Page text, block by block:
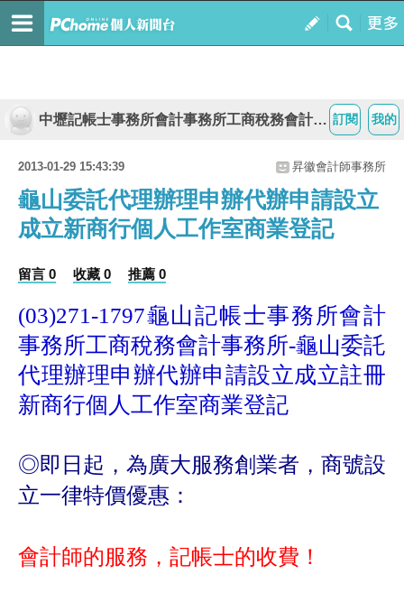
我的
訂閱
中壢記帳士事務所會計事務所工商稅務會計事務所
2013-01-29 15:43:39 昇徽會計師事務所
龜山委託代理辦理申辦代辦申請設立
成立新商行個人工作室商業登記
留言 0 收藏 0 推薦 0
(03)271-1797龜山記帳士事務所會計
事務所工商稅務會計事務所-龜山委託
代理辦理申辦代辦申請設立成立註冊
新商行個人工作室商業登記
◎即日起，為廣大服務創業者，商號設
立一律特價優惠：
會計師的服務，記帳士的收費！